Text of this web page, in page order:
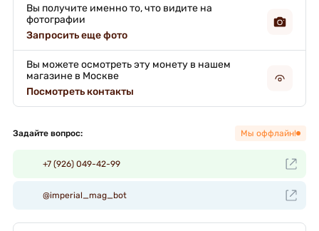
Вы получите именно то, что видите на
фотографии
Запросить еще фото
Вы можете осмотреть эту монету в нашем
магазине в Москве
Посмотреть контакты
Задайте вопрос: Мы оффлайн!
+7 (926) 049-42-99
@imperial_mag_bot